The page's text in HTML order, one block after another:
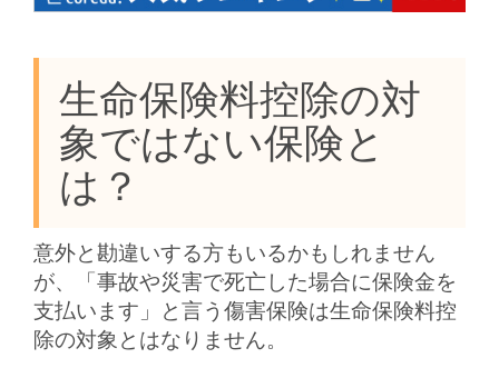
生命保険料控除の対
象ではない保険と
は？
意外と勘違いする方もいるかもしれません
が、「事故や災害で死亡した場合に保険金を
支払います」と言う傷害保険は生命保険料控
除の対象とはなりません。